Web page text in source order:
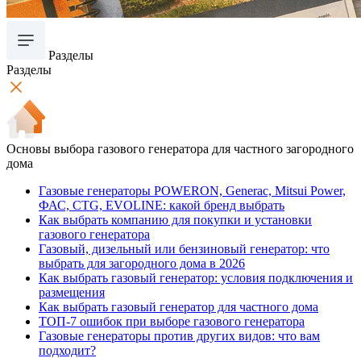
Разделы
Разделы
Основы выбора газового генератора для частного загородного
дома
Газовые генераторы POWERON, Generac, Mitsui Power,
ФАС, CTG, EVOLINE: какой бренд выбрать
Как выбрать компанию для покупки и установки
газового генератора
Газовый, дизельный или бензиновый генератор: что
выбрать для загородного дома в 2026
Как выбрать газовый генератор: условия подключения и
размещения
Как выбрать газовый генератор для частного дома
ТОП-7 ошибок при выборе газового генератора
Газовые генераторы против других видов: что вам
подходит?